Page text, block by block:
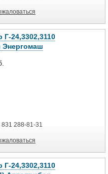
Г-24,3302,3110
Энергомаш
831 288-81-31
Г-24,3302,3110